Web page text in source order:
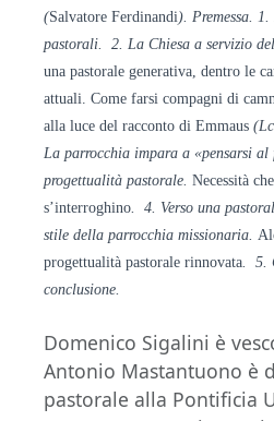
(Salvatore Ferdinandi). Premessa.
pastorali. 2. La Chiesa a servizio
una pastorale generativa, dentro le
attuali. Come farsi compagni di
alla luce del racconto di Emmaus
La parrocchia impara a «pensarsi
progettualità pastorale. Necessità
s’interroghino . 4. Verso una
stile della parrocchia missionaria.
progettualità pastorale rinnovata . 5.
conclusione.
Domenico Sigalini è
Antonio Mastantuono è
pastorale alla Pontificia